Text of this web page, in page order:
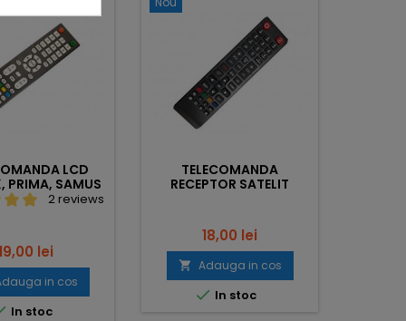
LCD
PRIMA, SAMUS
24-32-40C1
2 reviews
lei
in cos
In stoc
TELECOMANDA
RECEPTOR SATELIT
Pret
18,00 lei
 Adauga in cos
 In stoc